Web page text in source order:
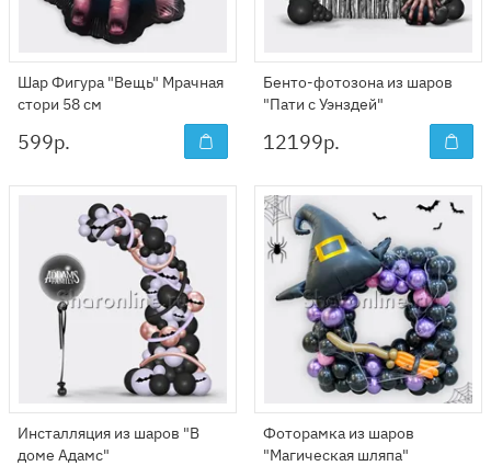
Шар Фигура "Вещь" Мрачная
стори 58 см
599р.
Бенто-фотозона из шаров
"Пати с Уэнздей"
12199р.
Инсталляция из шаров "В
доме Адамс"
Фоторамка из шаров
"Магическая шляпа"